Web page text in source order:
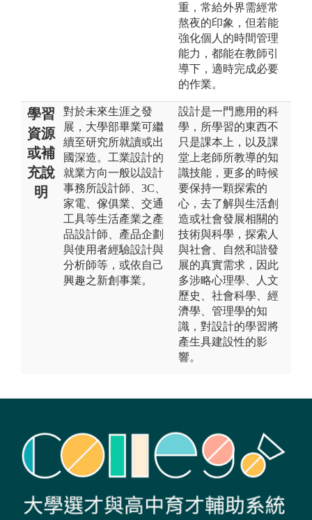
重，常給外界需經常
熬夜的印象，但若能
強化個人的時間管理
能力，都能在教師引
導下，適時完成必要
的作業。
學習
資源
或補
充說
明
對於未來生涯之發
展，大學部畢業可繼
續至研究所就讀或出
國深造。工業設計的
就業方向一般以設計
事務所設計師、3C、
家電、傢俱業、交通
工具等生活產業之產
品設計師、產品企劃
與使用者經驗設計與
分析師等，或依自己
興趣之新創事業。
設計是一門應用的科
學，所學習的東西不
只是課本上，以及課
堂上老師所教導的知
識技能，更多的時候
要保持一顆探索的
心，去了解與生活創
造或社會發展相關的
技術與科學，探索人
與社會、自然和諧發
展的真實需求，因此
多涉略心理學、人文
歷史、社會科學、經
濟學、管理學的知
識，對設計的學習將
產生具建設性的影
響。